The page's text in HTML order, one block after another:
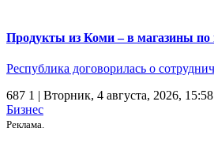
Продукты из Коми – в магазины по
Республика договорилась о
687 1 | Вторник, 4 августа, 2026, 15:58
Бизнес
Реклама.